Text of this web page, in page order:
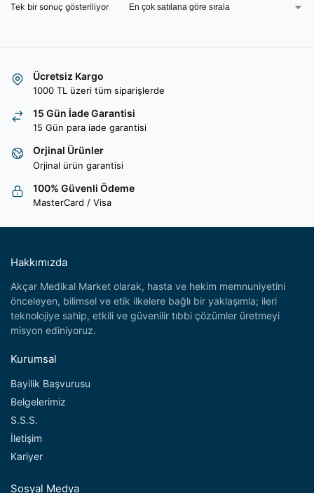
Tek bir sonuç gösteriliyor
Ücretsiz Kargo
1000 TL üzeri tüm siparişlerde
15 Gün İade Garantisi
15 Gün para iade garantisi
Orjinal Ürünler
Orjinal ürün garantisi
100% Güvenli Ödeme
MasterCard / Visa
Hakkımızda
Akçar Medikal Market olarak, hasta ve hekim memnuniyetini
önceleyen, bilimsel ve etik ilkelere bağlı bir yaklaşımla; ileri
teknolojiye sahip, etkili ve güvenilir tıbbi çözümler üretmeyi
misyon ediniyoruz.
Kurumsal
Bayilik Başvurusu
Belgelerimiz
S.S.S.
İletişim
Kariyer
Sosyal Medya